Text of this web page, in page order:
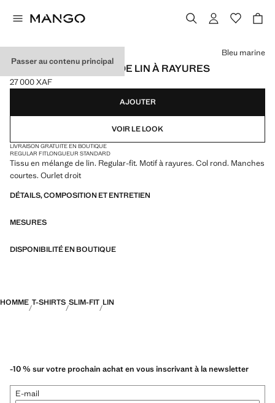
Passer au contenu principal
T-SHIRT EN MÉLANGE DE LIN À RAYURES
Prix actuel [27 000 XAF ]
27 000 XAF
Choisissez une couleur
Bleu marine
AJOUTER
VOIR LE LOOK
LIVRAISON GRATUITE EN BOUTIQUE
REGULAR FITLONGUEUR STANDARD
Tissu en mélange de lin. Regular-fit. Motif à rayures. Col rond. Manches
courtes. Ourlet droit
DÉTAILS, COMPOSITION ET ENTRETIEN
MESURES
DISPONIBILITÉ EN BOUTIQUE
HOMME T-SHIRTS SLIM-FIT LIN
-10 % sur votre prochain achat en vous inscrivant à la newsletter
E-mail